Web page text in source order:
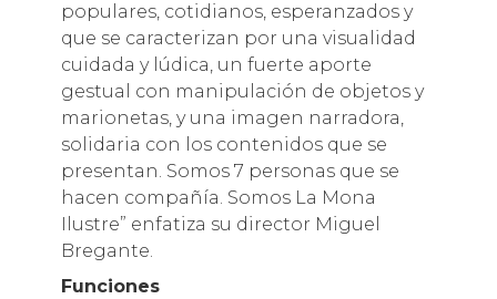
populares, cotidianos, esperanzados y
que se caracterizan por una visualidad
cuidada y lúdica, un fuerte aporte
gestual con manipulación de objetos y
marionetas, y una imagen narradora,
solidaria con los contenidos que se
presentan. Somos 7 personas que se
hacen compañía. Somos La Mona
Ilustre” enfatiza su director Miguel
Bregante.
Funciones